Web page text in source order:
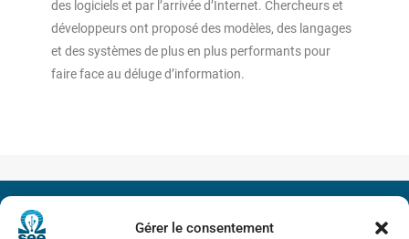
Gérer le consentement
des logiciels et par l’arrivée d’Internet. Chercheurs et
développeurs ont proposé des modèles, des langages
et des systèmes de plus en plus performants pour
faire face au déluge d’information.
Société de l’Electricité, de l’Electronique et des Technologies